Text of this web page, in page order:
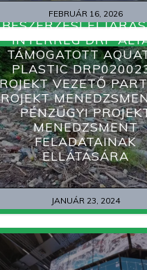
FEBRUÁR 16, 2026
JANUÁR 23, 2024
BESZERZÉSI
INTERREG DRP
TÁMOGATOTT
PLASTIC
VEZETŐ
PÉNZÜGYI
MENEDZSMENT
FELADATAINAK
ELLÁTÁSÁRA